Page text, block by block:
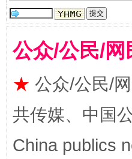
受贿1.44亿！段成刚
公众/公民/
★ 公众/公民/
共传媒、中国
China publics